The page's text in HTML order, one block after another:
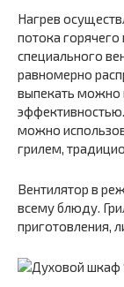
Нагрев
потока
специального
равномерно
выпекать можно
можно
грилем,
Вентилятор в
всему блюду.
приготовления,